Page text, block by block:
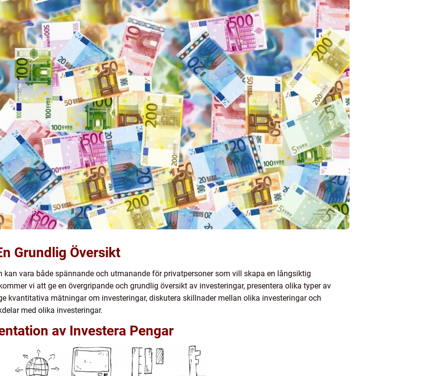
Grundlig Översikt
kan vara både spännande och utmanande för privatpersoner som vill skapa en långsiktig
vi att ge en övergripande och grundlig översikt av investeringar, presentera olika typer av
kvantitativa mätningar om investeringar, diskutera skillnader mellan olika investeringar och
med olika investeringar.
av Investera Pengar